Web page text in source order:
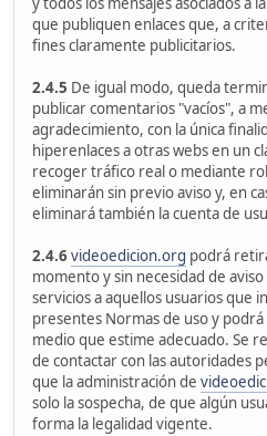
que publiquen enlaces que, a
fines claramente publicitarios.
2.4.5 De igual modo, queda
publicar comentarios "vacíos", a
agradecimiento, con la única
hiperenlaces a otras webs en un
recoger tráfico real o mediante
eliminarán sin previo aviso y, en
eliminará también la cuenta de
2.4.6videoedicion.org podrá
momento y sin necesidad de
servicios a aquellos usuarios que
presentes Normas de uso y
medio que estime adecuado. Se
de contactar con las autoridades
que la administración de
solo la sospecha, de que algún
forma la legalidad vigente.